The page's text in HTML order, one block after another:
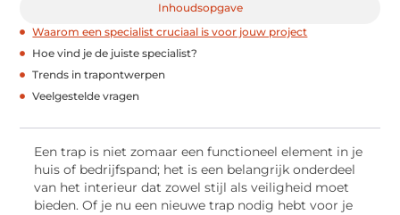
Inhoudsopgave
Waarom een specialist cruciaal is voor jouw project
Hoe vind je de juiste specialist?
Trends in trapontwerpen
Veelgestelde vragen
Een trap is niet zomaar een functioneel element in je
huis of bedrijfspand; het is een belangrijk onderdeel
van het interieur dat zowel stijl als veiligheid moet
bieden. Of je nu een nieuwe trap nodig hebt voor je